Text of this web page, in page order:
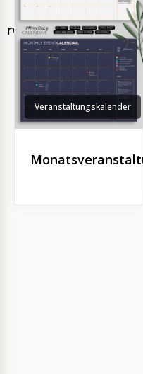
Veranstaltungskalender